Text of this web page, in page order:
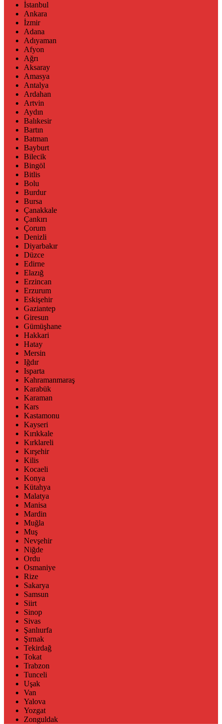
İstanbul
Ankara
İzmir
Adana
Adıyaman
Afyon
Ağrı
Aksaray
Amasya
Antalya
Ardahan
Artvin
Aydın
Balıkesir
Bartın
Batman
Bayburt
Bilecik
Bingöl
Bitlis
Bolu
Burdur
Bursa
Çanakkale
Çankırı
Çorum
Denizli
Diyarbakır
Düzce
Edirne
Elazığ
Erzincan
Erzurum
Eskişehir
Gaziantep
Giresun
Gümüşhane
Hakkari
Hatay
Mersin
Iğdır
Isparta
Kahramanmaraş
Karabük
Karaman
Kars
Kastamonu
Kayseri
Kırıkkale
Kırklareli
Kırşehir
Kilis
Kocaeli
Konya
Kütahya
Malatya
Manisa
Mardin
Muğla
Muş
Nevşehir
Niğde
Ordu
Osmaniye
Rize
Sakarya
Samsun
Siirt
Sinop
Sivas
Şanlıurfa
Şırnak
Tekirdağ
Tokat
Trabzon
Tunceli
Uşak
Van
Yalova
Yozgat
Zonguldak